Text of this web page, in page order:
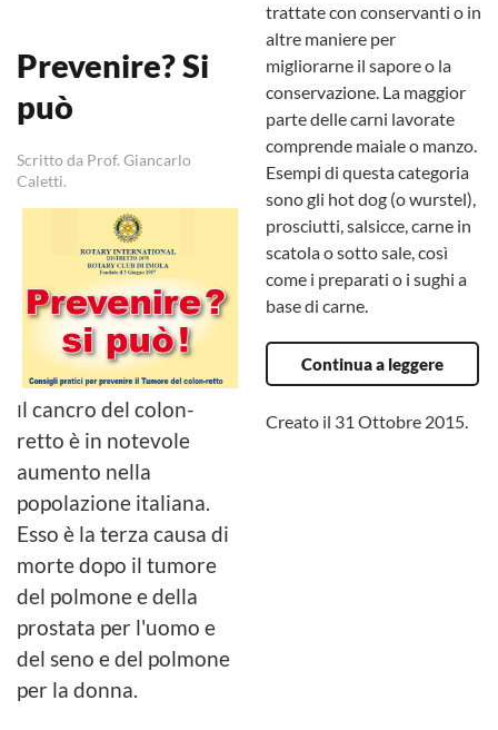
trattate con conservanti o in
altre maniere per
migliorarne il sapore o la
conservazione. La maggior
parte delle carni lavorate
comprende maiale o manzo.
Esempi di questa categoria
sono gli hot dog (o wurstel),
prosciutti, salsicce, carne in
scatola o sotto sale, così
come i preparati o i sughi a
base di carne.
Continua a leggere
Creato il 31 Ottobre 2015.
Prevenire? Si
può
Scritto da Prof. Giancarlo
Caletti.
Il cancro del colon-
retto è in notevole
aumento nella
popolazione italiana.
Esso è la terza causa di
morte dopo il tumore
del polmone e della
prostata per l'uomo e
del seno e del polmone
per la donna.